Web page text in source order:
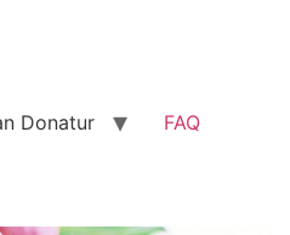
Donatur
FAQ